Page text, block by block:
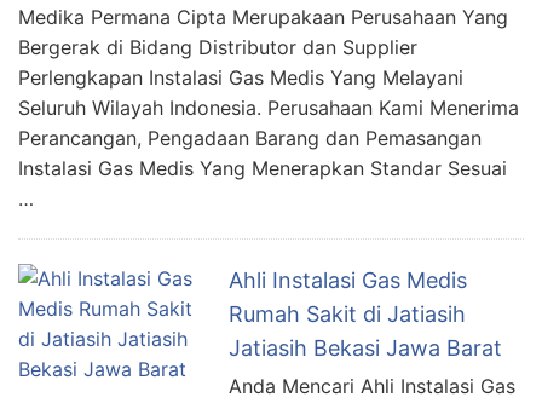
Medika Permana Cipta Merupakaan Perusahaan Yang
Bergerak di Bidang Distributor dan Supplier
Perlengkapan Instalasi Gas Medis Yang Melayani
Seluruh Wilayah Indonesia. Perusahaan Kami Menerima
Perancangan, Pengadaan Barang dan Pemasangan
Instalasi Gas Medis Yang Menerapkan Standar Sesuai
…
Ahli Instalasi Gas Medis
Rumah Sakit di Jatiasih
Jatiasih Bekasi Jawa Barat
Anda Mencari Ahli Instalasi Gas